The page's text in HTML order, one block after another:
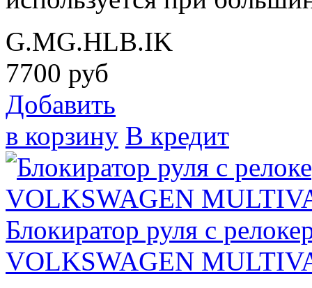
G.MG.HLB.IK
7700 руб
Добавить
в корзину В кредит
Блокиратор руля с
VOLKSWAGEN